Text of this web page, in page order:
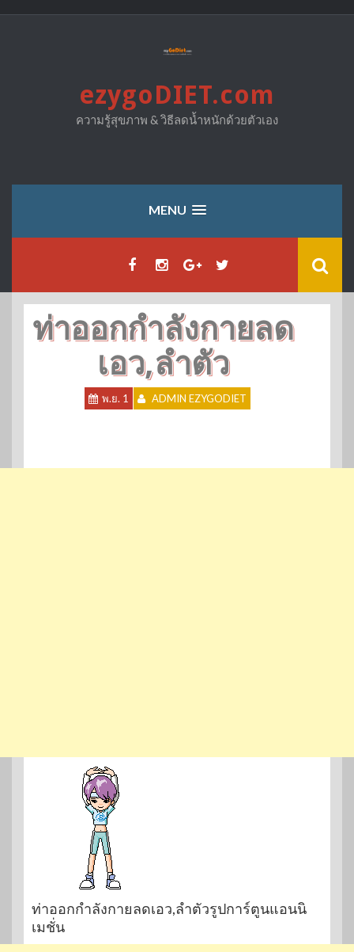
ezygoDIET.com
ความรู้สุขภาพ & วิธีลดน้ำหนักด้วยตัวเอง
MENU
ท่าออกกำลังกายลด
เอว,ลำตัว
พ.ย. 1 ADMIN EZYGODIET
ท่าออกกำลังกายลดเอว,ลำตัวรูปการ์ตูนแอนนิ
เมชั่น